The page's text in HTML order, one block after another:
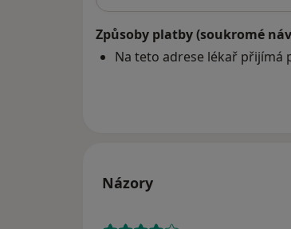
Způsoby platby (soukromé
Na teto adrese lékař přijímá
Názory